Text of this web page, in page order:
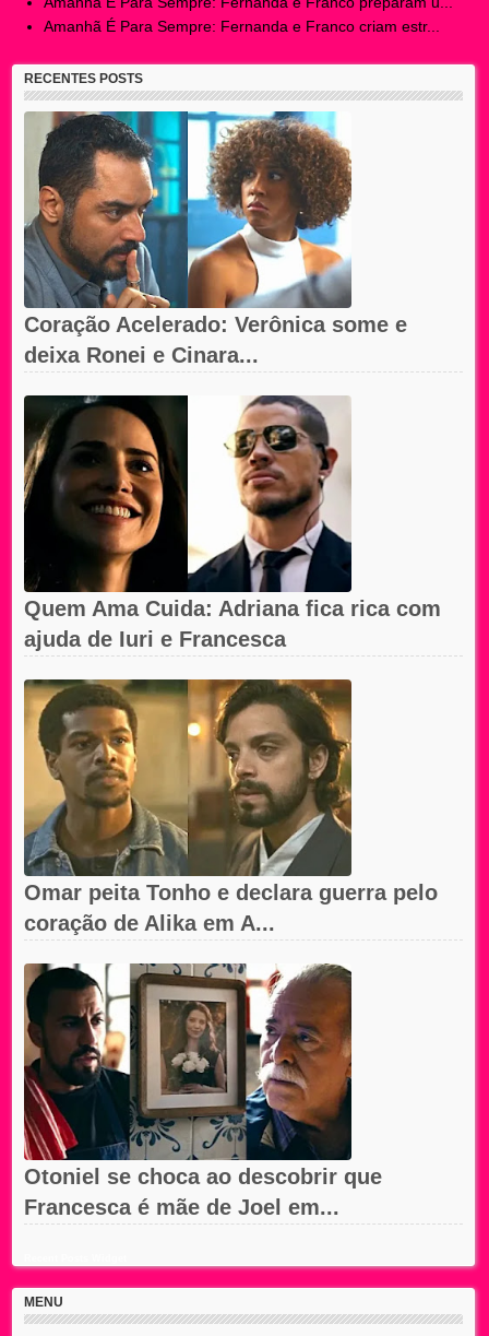
Amanhã É Para Sempre: Fernanda e Franco criam estr...
RECENTES POSTS
Coração Acelerado: Verônica some e
deixa Ronei e Cinara...
Quem Ama Cuida: Adriana fica rica com
ajuda de Iuri e Francesca
Omar peita Tonho e declara guerra pelo
coração de Alika em A...
Otoniel se choca ao descobrir que
Francesca é mãe de Joel em...
MENU